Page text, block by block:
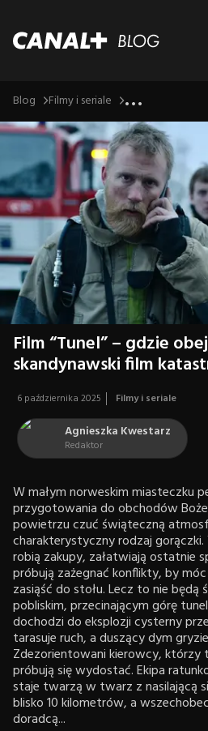
Blog Filmy i seriale ...
Film “Tunel” – gdzie
skandynawski film
6 października 2025 Filmy i seriale
Agnieszka Kwestarz
Redaktor
W małym norweskim miasteczku
przygotowania do obchodów
powietrzu czuć świąteczną
charakterystyczny rodzaj gorączki.
robią zakupy, załatwiają ostatnie
próbują zażegnać konflikty, by
zasiąść do stołu. Lecz to nie będą
pobliskim, przecinającym górę
dochodzi do eksplozji cysterny
tarasuje ruch, a duszący dym
Zdezorientowani kierowcy, którzy
próbują się wydostać. Ekipa
staje twarzą w twarz z nasilającą
blisko 10 kilometrów, a
doradcą...